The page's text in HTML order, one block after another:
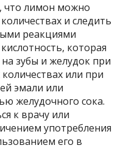
что лимон можно
и следить
реакциями
которая
зубы и желудок при
или при
эмали или
желудочного сока.
к врачу или
употребления
его в